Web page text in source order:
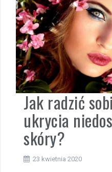
Jak radzić
ukrycia
skóry?
23 kwietnia 2020